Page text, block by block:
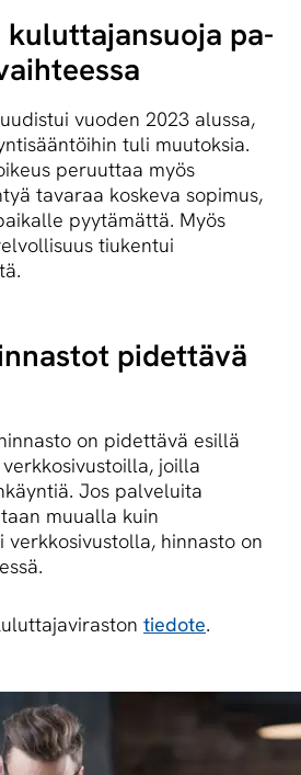
ku­lut­ta­jan­suo­ja pa­
vuoden 2023 alussa,
tuli muutoksia.
peruuttaa myös
tavaraa koskeva sopimus,
pyytämättä. Myös
tiukentui
pi­det­tä­vä
on pidettävä esillä
joilla
Jos palveluita
muualla kuin
verkkosivustolla, hinnasto on
tiedote.